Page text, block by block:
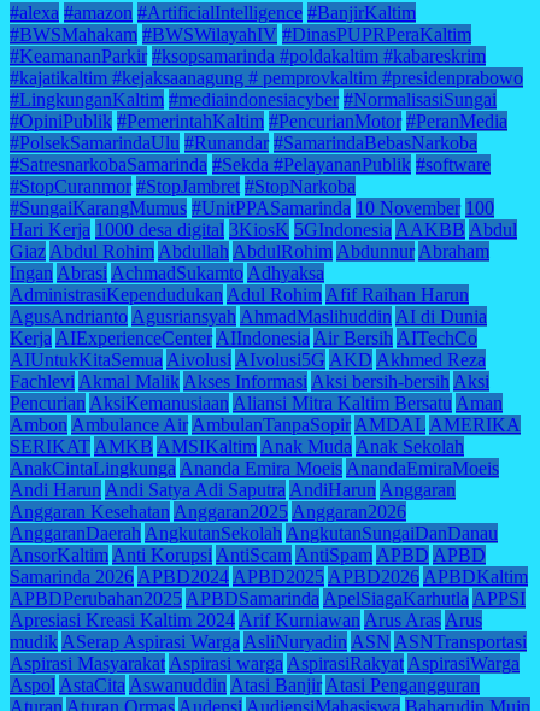
#alexa #amazon #ArtificialIntelligence #BanjirKaltim
#BWSMahakam #BWSWilayahIV #DinasPUPRPeraKaltim
#KeamananParkir #ksopsamarinda #poldakaltim #kabareskrim
#kajatikaltim #kejaksaanagung # pemprovkaltim #presidenprabowo
#LingkunganKaltim #mediaindonesiacyber #NormalisasiSungai
#OpiniPublik #PemerintahKaltim #PencurianMotor #PeranMedia
#PolsekSamarindaUlu #Runandar #SamarindaBebasNarkoba
#SatresnarkobaSamarinda #Sekda #PelayananPublik #software
#StopCuranmor #StopJambret #StopNarkoba
#SungaiKarangMumus #UnitPPASamarinda 10 November 100
Hari Kerja 1000 desa digital 3KiosK 5GIndonesia AAKBB Abdul
Giaz Abdul Rohim Abdullah AbdulRohim Abdunnur Abraham
Ingan Abrasi AchmadSukamto Adhyaksa
AdministrasiKependudukan Adul Rohim Afif Raihan Harun
AgusAndrianto Agusriansyah AhmadMaslihuddin AI di Dunia
Kerja AIExperienceCenter AIIndonesia Air Bersih AITechCo
AIUntukKitaSemua Aivolusi AIvolusi5G AKD Akhmed Reza
Fachlevi Akmal Malik Akses Informasi Aksi bersih-bersih Aksi
Pencurian AksiKemanusiaan Aliansi Mitra Kaltim Bersatu Aman
Ambon Ambulance Air AmbulanTanpaSopir AMDAL AMERIKA
SERIKAT AMKB AMSIKaltim Anak Muda Anak Sekolah
AnakCintaLingkunga Ananda Emira Moeis AnandaEmiraMoeis
Andi Harun Andi Satya Adi Saputra AndiHarun Anggaran
Anggaran Kesehatan Anggaran2025 Anggaran2026
AnggaranDaerah AngkutanSekolah AngkutanSungaiDanDanau
AnsorKaltim Anti Korupsi AntiScam AntiSpam APBD APBD
Samarinda 2026 APBD2024 APBD2025 APBD2026 APBDKaltim
APBDPerubahan2025 APBDSamarinda ApelSiagaKarhutla APPSI
Apresiasi Kreasi Kaltim 2024 Arif Kurniawan Arus Aras Arus
mudik ASerap Aspirasi Warga AsliNuryadin ASN ASNTransportasi
Aspirasi Masyarakat Aspirasi warga AspirasiRakyat AspirasiWarga
Aspol AstaCita Aswanuddin Atasi Banjir Atasi Pengangguran
Aturan Aturan Ormas Audensi AudiensiMahasiswa Baharudin Muin